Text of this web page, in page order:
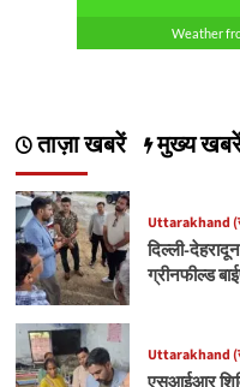
Weather
ताज़ा खबरें मुख्य
Uttarakhand
दिल्ली-
ग्रीनफील्ड
Uttarakhand